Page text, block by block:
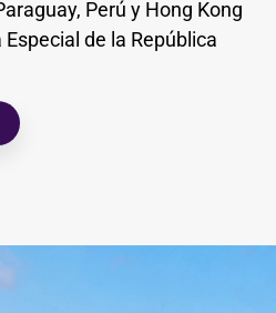
Perú y Hong Kong
de la República